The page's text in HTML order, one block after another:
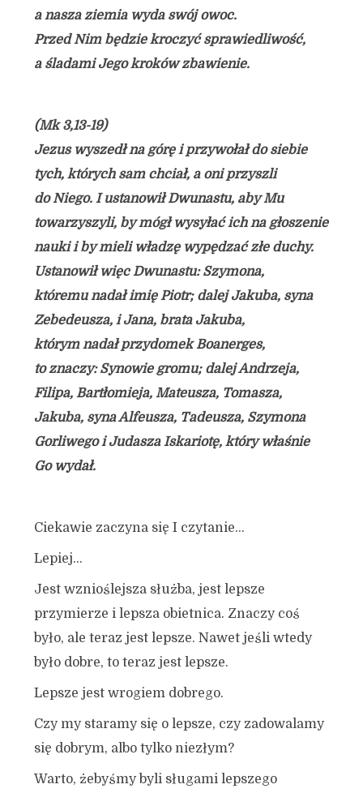
a nasza ziemia wyda swój owoc.
Przed Nim będzie kroczyć sprawiedliwość,
a śladami Jego kroków zbawienie.
(Mk 3,13-19)
Jezus wyszedł na górę i przywołał do siebie
tych, których sam chciał, a oni przyszli
do Niego. I ustanowił Dwunastu, aby Mu
towarzyszyli, by mógł wysyłać ich na głoszenie
nauki i by mieli władzę wypędzać złe duchy.
Ustanowił więc Dwunastu: Szymona,
któremu nadał imię Piotr; dalej Jakuba, syna
Zebedeusza, i Jana, brata Jakuba,
którym nadał przydomek Boanerges,
to znaczy: Synowie gromu; dalej Andrzeja,
Filipa, Bartłomieja, Mateusza, Tomasza,
Jakuba, syna Alfeusza, Tadeusza, Szymona
Gorliwego i Judasza Iskariotę, który właśnie
Go wydał.
Ciekawie zaczyna się I czytanie…
Lepiej…
Jest wznioślejsza służba, jest lepsze
przymierze i lepsza obietnica. Znaczy coś
było, ale teraz jest lepsze. Nawet jeśli wtedy
było dobre, to teraz jest lepsze.
Lepsze jest wrogiem dobrego.
Czy my staramy się o lepsze, czy zadowalamy
się dobrym, albo tylko niezłym?
Warto, żebyśmy byli sługami lepszego